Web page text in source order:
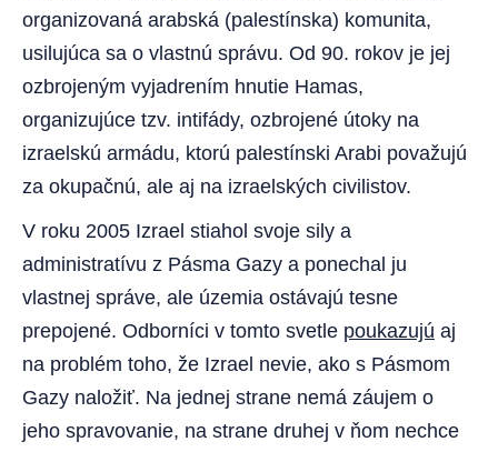
organizovaná arabská (palestínska) komunita,
usilujúca sa o vlastnú správu. Od 90. rokov je jej
ozbrojeným vyjadrením hnutie Hamas,
organizujúce tzv. intifády, ozbrojené útoky na
izraelskú armádu, ktorú palestínski Arabi považujú
za okupačnú, ale aj na izraelských civilistov.
V roku 2005 Izrael stiahol svoje sily a
administratívu z Pásma Gazy a ponechal ju
vlastnej správe, ale územia ostávajú tesne
prepojené. Odborníci v tomto svetle poukazujú aj
na problém toho, že Izrael nevie, ako s Pásmom
Gazy naložiť. Na jednej strane nemá záujem o
jeho spravovanie, na strane druhej v ňom nechce